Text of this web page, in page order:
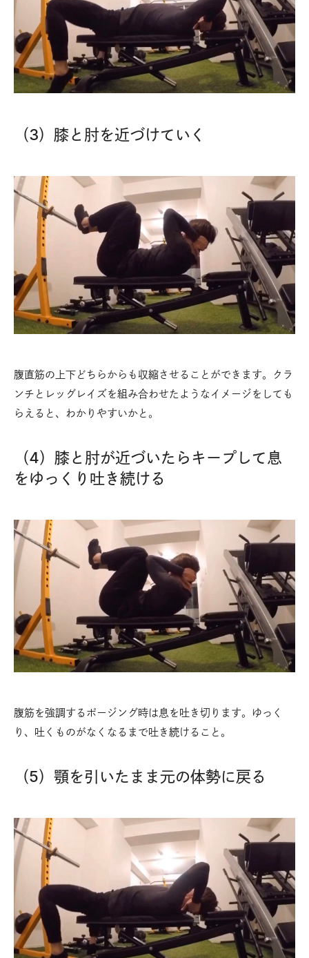
（3）膝と肘を近づけていく
腹直筋の上下どちらからも収縮させることができます。クラ
ンチとレッグレイズを組み合わせたようなイメージをしても
らえると、わかりやすいかと。
（4）膝と肘が近づいたらキープして息
をゆっくり吐き続ける
腹筋を強調するポージング時は息を吐き切ります。ゆっく
り、吐くものがなくなるまで吐き続けること。
（5）顎を引いたまま元の体勢に戻る